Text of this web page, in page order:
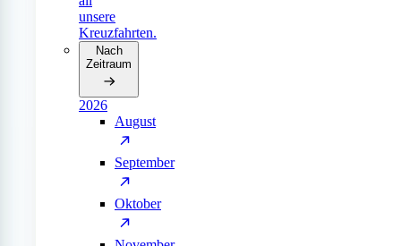
unsere
Kreuzfahrten.
Nach
Zeitraum
2026
August
September
Oktober